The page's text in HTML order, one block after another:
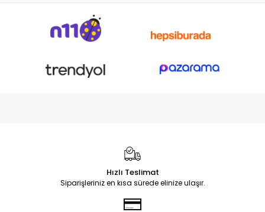
Hızlı Teslimat
Siparişleriniz en kısa sürede elinize ulaşır.